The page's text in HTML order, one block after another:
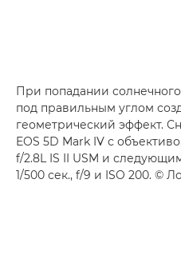
При попадании
под правильным углом
геометрический эффект.
EOS 5D Mark IV с
f/2.8L IS II USM и
1/500 сек., f/9 и ISO 200. ©